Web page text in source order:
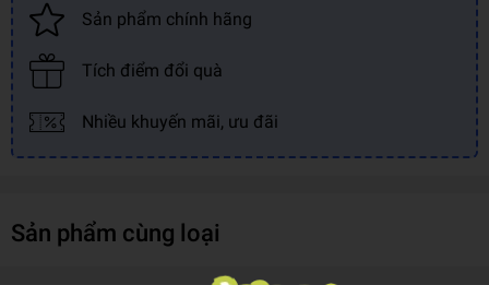
Sản phẩm chính hãng
Tích điểm đổi quà
Nhiều khuyến mãi, ưu đãi
Sản phẩm cùng loại